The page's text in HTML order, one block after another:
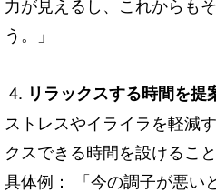
う。」
リラックスする時間を提
ストレスやイライラを軽減
クスできる時間を設けること
具体例： 「今の調子が悪い